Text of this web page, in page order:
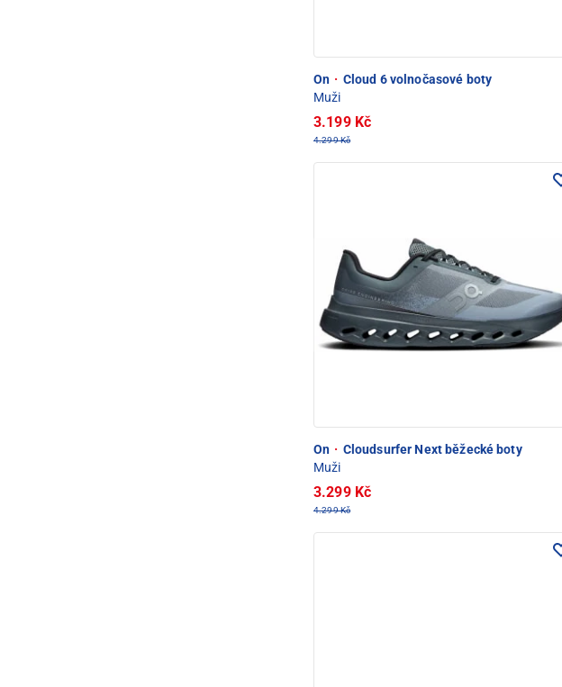
On · Cloud 6 volnočasové boty
Muži
3.199 Kč
4.299 Kč
On · Cloudsurfer Next běžecké boty
Muži
3.299 Kč
4.299 Kč